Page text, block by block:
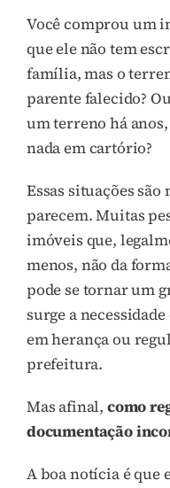
Você comprou um
que ele não tem
família, mas o
parente falecido?
um terreno há
nada em cartório?
Essas situações
parecem. Muitas
imóveis que,
menos, não da
pode se tornar um
surge a
em herança ou
prefeitura.
Mas afinal, como
documentação
A boa notícia é que